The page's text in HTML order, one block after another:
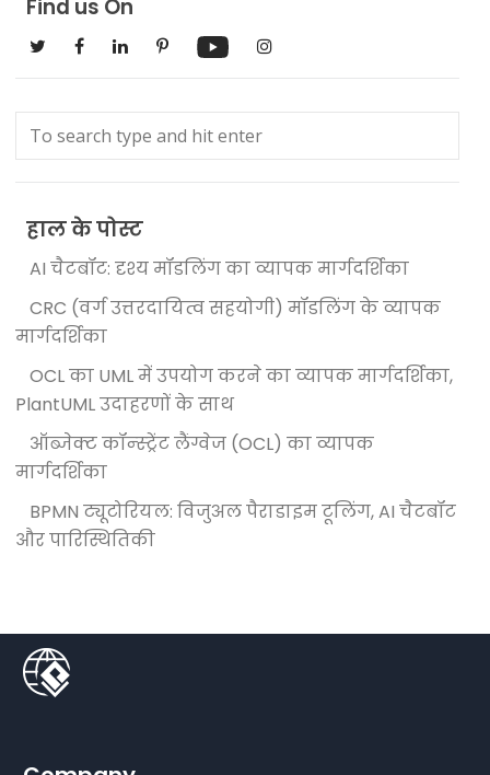
Find us On
हाल के पोस्ट
AI चैटबॉट: दृश्य मॉडलिंग का व्यापक मार्गदर्शिका
CRC (वर्ग उत्तरदायित्व सहयोगी) मॉडलिंग के व्यापक
मार्गदर्शिका
OCL का UML में उपयोग करने का व्यापक मार्गदर्शिका,
PlantUML उदाहरणों के साथ
ऑब्जेक्ट कॉन्स्ट्रेंट लैंग्वेज (OCL) का व्यापक
मार्गदर्शिका
BPMN ट्यूटोरियल: विजुअल पैराडाइम टूलिंग, AI चैटबॉट
और पारिस्थितिकी